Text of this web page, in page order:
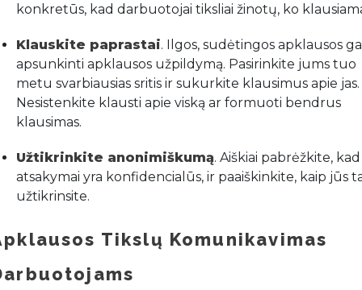
konkretūs, kad darbuotojai tiksliai žinotų, ko
Klauskite paprastai. Ilgos, sudėtingos apklausos
apsunkinti apklausos užpildymą. Pasirinkite jums tuo
metu svarbiausias sritis ir sukurkite klausimus apie jas.
Nesistenkite klausti apie viską ar formuoti bendrus
klausimas.
Užtikrinkite anonimiškumą. Aiškiai pabrėžkite, kad
atsakymai yra konfidencialūs, ir paaiškinkite, kaip jūs
užtikrinsite.
Tikslų Komunikavimas